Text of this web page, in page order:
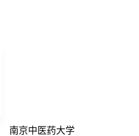
南京中医药大学